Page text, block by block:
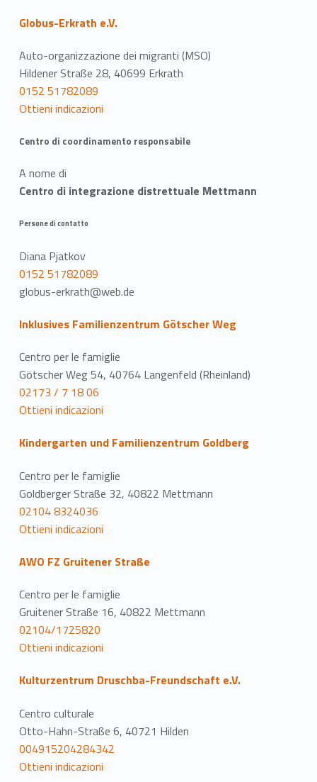
Globus-Erkrath e.V.
Auto-organizzazione dei migranti (MSO)
Hildener Straße 28, 40699 Erkrath
0152 51782089
Ottieni indicazioni
Centro di coordinamento responsabile
A nome di
Centro di integrazione distrettuale Mettmann
Persone di contatto
Diana Pjatkov
0152 51782089
globus-erkrath@web.de
Inklusives Familienzentrum Götscher Weg
Centro per le famiglie
Götscher Weg 54, 40764 Langenfeld (Rheinland)
02173 / 7 18 06
Ottieni indicazioni
Kindergarten und Familienzentrum Goldberg
Centro per le famiglie
Goldberger Straße 32, 40822 Mettmann
02104 8324036
Ottieni indicazioni
AWO FZ Gruitener Straße
Centro per le famiglie
Gruitener Straße 16, 40822 Mettmann
02104/1725820
Ottieni indicazioni
Kulturzentrum Druschba-Freundschaft e.V.
Centro culturale
Otto-Hahn-Straße 6, 40721 Hilden
004915204284342
Ottieni indicazioni